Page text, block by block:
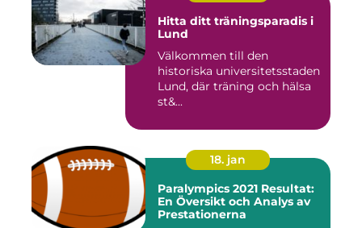
Hitta ditt träningsparadis i
Lund
Välkommen till den
historiska universitetsstaden
Lund, där träning och hälsa
st&...
18. jan
Paralympics 2021 Resultat:
En Översikt och Analys av
Prestationerna